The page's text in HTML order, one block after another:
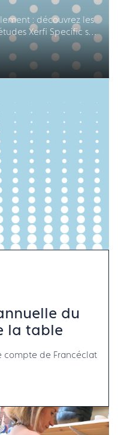
: découvrez les
Xerfi Specific sur
du
la table
compte de Francéclat